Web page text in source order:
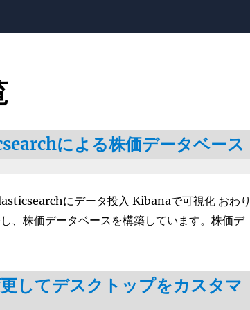
による株価データベース
にデータ投入 Kibanaで可視化 おわ
、株価データベースを構築しています。株価デ
してデスクトップをカスタマ